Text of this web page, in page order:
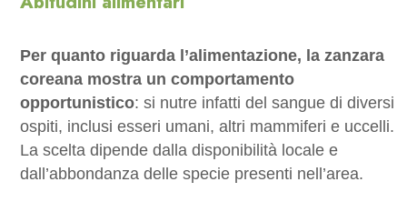
Per quanto riguarda l’alimentazione, la zanzara
coreana mostra un comportamento
opportunistico: si nutre infatti del sangue di diversi
ospiti, inclusi esseri umani, altri mammiferi e uccelli.
La scelta dipende dalla disponibilità locale e
dall’abbondanza delle specie presenti nell’area.